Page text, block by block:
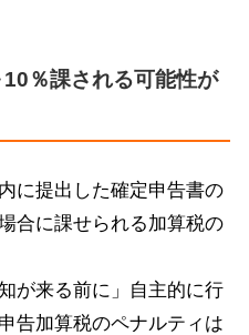
％課される可能性が
に提出した確定申告書の
合に課せられる加算税の
が来る前に」自主的に行
告加算税のペナルティは